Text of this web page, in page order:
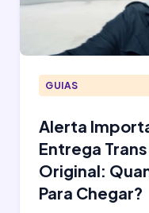
GUIAS
Alerta
Entrega
Original:
Para Chegar?